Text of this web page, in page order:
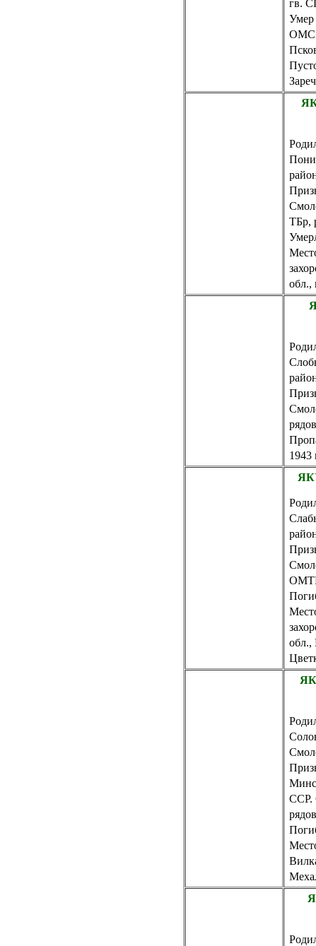
гв.
Умер
ТБр,
обл.,
1943
обл.,
ССР.